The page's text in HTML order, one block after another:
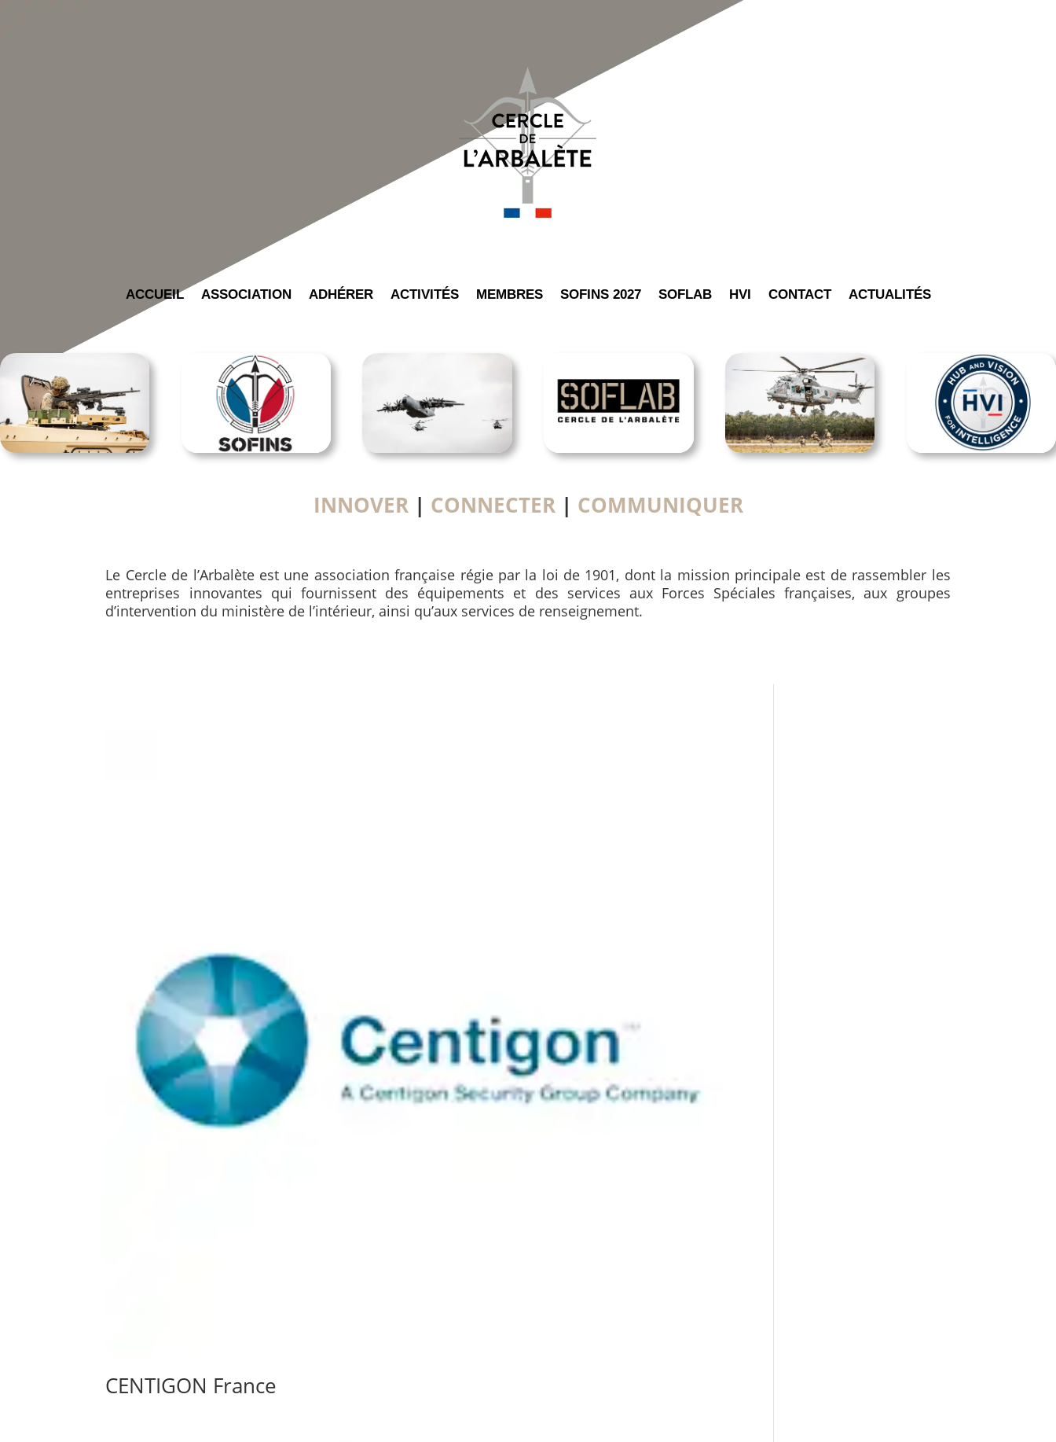
ACCUEIL ASSOCIATION ADHÉRER ACTIVITÉS MEMBRES SOFINS 2027 SOFLAB HVI CONTACT ACTUALITÉS
INNOVER | CONNECTER| COMMUNIQUER
Le Cercle de l’Arbalète est une association française régie par la loi de 1901, dont la mission principale est de rassembler les
entreprises innovantes qui fournissent des équipements et des services aux Forces Spéciales françaises, aux groupes
d’intervention du ministère de l’intérieur, ainsi qu’aux services de renseignement.
CENTIGON France